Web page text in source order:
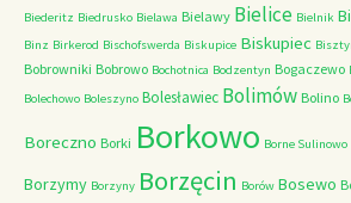
Biederitz Biedrusko Bielawa Bielawy Bielice Bielnik
Binz Birkerod Bischofswerda Biskupice Biskupiec
Bobrowniki Bobrowo Bochotnica Bodzentyn Bogaczewo
Bolechowo Boleszyno Bolesławiec Bolimów Bolino
Boreczno Borki Borkowo Borne Sulinowo
Borzymy Borzyny Borzęcin Borów Bosewo